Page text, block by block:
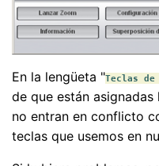
En la lengüeta "Teclas de
de que están
no entran en conflicto
teclas que usemos en